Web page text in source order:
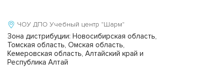
ЧОУ ДПО Учебный центр "Шарм"
Зона дистрибуции: Новосибирская область,
Томская область, Омская область,
Кемеровская область, Алтайский край и
Республика Алтай